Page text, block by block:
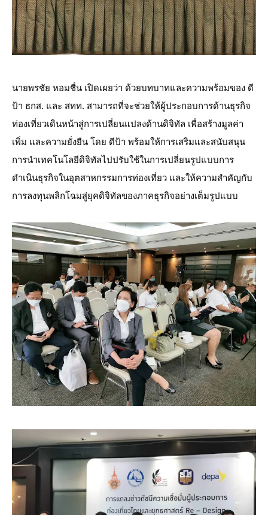
นายพรชัย หอมชื่น เปิดเผยว่า ด้วยบทบาทและความพร้อมของ ดี
ป้า ธกส. และ สทท. สามารถที่จะช่วยให้ผู้ประกอบการด้านธุรกิจ
ท่องเที่ยวเดินหน้าสู่การเปลี่ยนแปลงด้านดิจิทัล เพื่อสร้างมูลค่า
เพิ่ม และความยั่งยืน โดย ดีป้า พร้อมให้การเสริมและสนับสนุน
การนำเทคโนโลยีดิจิทัลไปปรับใช้ในการเปลี่ยนรูปแบบการ
ดำเนินธุรกิจในอุตสาหกรรมการท่องเที่ยว และให้ความสำคัญกับ
การลงทุนพลิกโฉมสู่ยุคดิจิทัลของภาคธุรกิจอย่างเต็มรูปแบบ